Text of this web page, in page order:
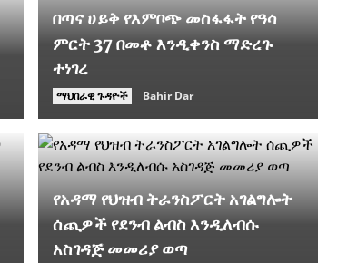
በጣና ሀይቅ የእምቦጭ መስፋፋት የዓሳ
ምርት 37 በመቶ እንዲቀንስ ማድረጉ
ተነገረ
ማህበራዊ ጉዳዮች Bahir Dar
የአዳማ የህዝብ ትራንስፖርት አገልግሎት
ሰጪዎች የደንብ ልብስ እንዲለብሱ
አስገዳጅ መመሪያ ወጣ